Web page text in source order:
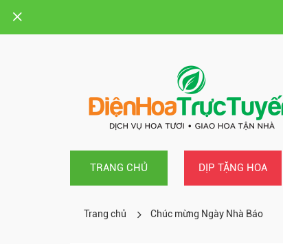
TRANG CHỦ DỊP TẶNG HOA
Trang chủ Chúc mừng Ngày Nhà Báo